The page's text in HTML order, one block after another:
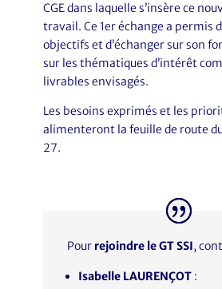
CGE dans laquelle s’insère ce
travail. Ce 1er échange a permis
objectifs et d’échanger sur son
sur les thématiques d’intérêt
livrables envisagés.
Les besoins exprimés et les
alimenteront la feuille de route
27.
Pour rejoindre le GT SSI,
Isabelle LAURENÇOT: